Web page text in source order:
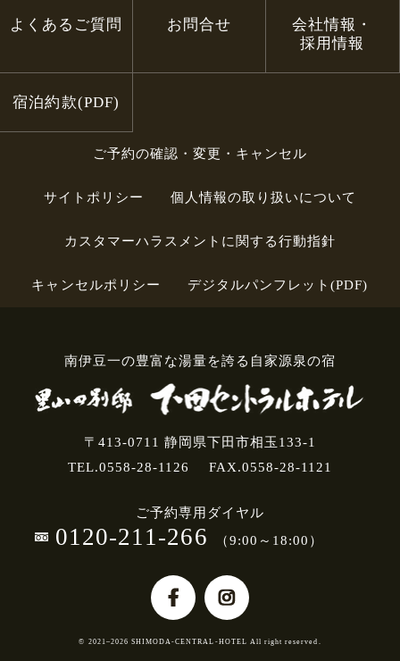
南伊豆一の豊富な湯量を誇る自家源泉の宿
〒413-0711 静岡県下田市相玉133-1
TEL.0558-28-1126
FAX.0558-28-1121
ご予約専用ダイヤル
0120-211-266 （9:00～18:00）
© 2021–2026 SHIMODA-CENTRAL-HOTEL All right reserved.
よくあるご質問 お問合せ
会社情報・
採用情報
宿泊約款(PDF)
ご予約の確認・変更・キャンセル
サイトポリシー 個人情報の取り扱いについて
カスタマーハラスメントに関する行動指針
キャンセルポリシー デジタルパンフレット(PDF)